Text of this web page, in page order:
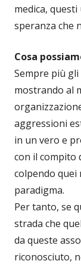
medica,
speranza che
Cosa
Sempre più
mostrando al
aggressioni
in un vero e
con il compito
colpendo quei
paradigma.
Per tanto, se
strada che
da queste
riconosciuto,